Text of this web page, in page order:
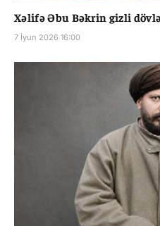
Xəlifə Əbu Bəkrin gizli
7 İyun 2026 16:00